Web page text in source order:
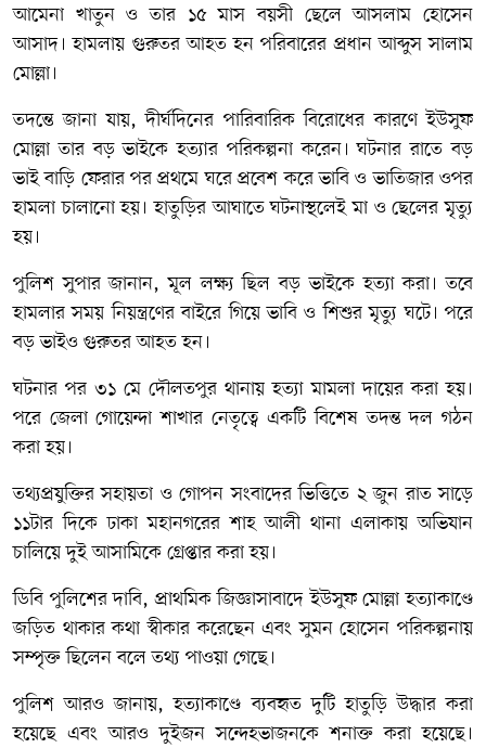
আমেনা খাতুন ও তার ১৫ মাস বয়সী ছেলে আসলাম হোসেন
আসাদ। হামলায় গুরুতর আহত হন পরিবারের প্রধান আব্দুস সালাম
মোল্লা।
তদন্তে জানা যায়, দীর্ঘদিনের পারিবারিক বিরোধের কারণে ইউসুফ
মোল্লা তার বড় ভাইকে হত্যার পরিকল্পনা করেন। ঘটনার রাতে বড়
ভাই বাড়ি ফেরার পর প্রথমে ঘরে প্রবেশ করে ভাবি ও ভাতিজার ওপর
হামলা চালানো হয়। হাতুড়ির আঘাতে ঘটনাস্থলেই মা ও ছেলের মৃত্যু
হয়।
পুলিশ সুপার জানান, মূল লক্ষ্য ছিল বড় ভাইকে হত্যা করা। তবে
হামলার সময় নিয়ন্ত্রণের বাইরে গিয়ে ভাবি ও শিশুর মৃত্যু ঘটে। পরে
বড় ভাইও গুরুতর আহত হন।
ঘটনার পর ৩১ মে দৌলতপুর থানায় হত্যা মামলা দায়ের করা হয়।
পরে জেলা গোয়েন্দা শাখার নেতৃত্বে একটি বিশেষ তদন্ত দল গঠন
করা হয়।
তথ্যপ্রযুক্তির সহায়তা ও গোপন সংবাদের ভিত্তিতে ২ জুন রাত সাড়ে
১১টার দিকে ঢাকা মহানগরের শাহ আলী থানা এলাকায় অভিযান
চালিয়ে দুই আসামিকে গ্রেপ্তার করা হয়।
ডিবি পুলিশের দাবি, প্রাথমিক জিজ্ঞাসাবাদে ইউসুফ মোল্লা হত্যাকাণ্ডে
জড়িত থাকার কথা স্বীকার করেছেন এবং সুমন হোসেন পরিকল্পনায়
সম্পৃক্ত ছিলেন বলে তথ্য পাওয়া গেছে।
পুলিশ আরও জানায়, হত্যাকাণ্ডে ব্যবহৃত দুটি হাতুড়ি উদ্ধার করা
হয়েছে এবং আরও দুইজন সন্দেহভাজনকে শনাক্ত করা হয়েছে।